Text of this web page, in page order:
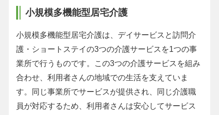
小規模多機能型居宅介護
小規模多機能型居宅介護は、デイサービスと訪問介
護・ショートステイの3つの介護サービスを1つの事
業所で行うものです。この3つの介護サービスを組み
合わせ、利用者さんの地域での生活を支えていま
す。同じ事業所でサービスが提供され、同じ介護職
員が対応するため、利用者さんは安心してサービス